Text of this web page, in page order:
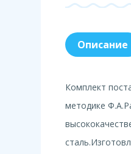
Описание
Комплект
методике